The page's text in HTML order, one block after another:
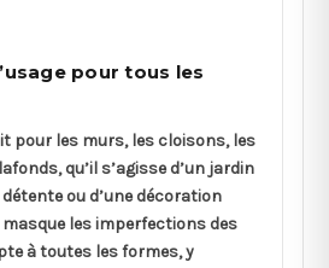
pour tous les
pour les murs, les cloisons, les
qu’il s’agisse d’un jardin
ou d’une décoration
les imperfections des
à toutes les formes, y